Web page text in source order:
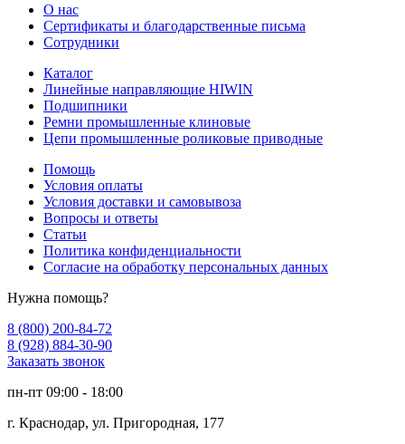
О нас
Сертификаты и благодарственные письма
Сотрудники
Каталог
Линейные направляющие HIWIN
Подшипники
Ремни промышленные клиновые
Цепи промышленные роликовые приводные
Помощь
Условия оплаты
Условия доставки и самовывоза
Вопросы и ответы
Статьи
Политика конфиденциальности
Согласие на обработку персональных данных
Нужна помощь?
8 (800) 200-84-72
8 (928) 884-30-90
Заказать звонок
пн-пт 09:00 - 18:00
г. Краснодар, ул. Пригородная, 177